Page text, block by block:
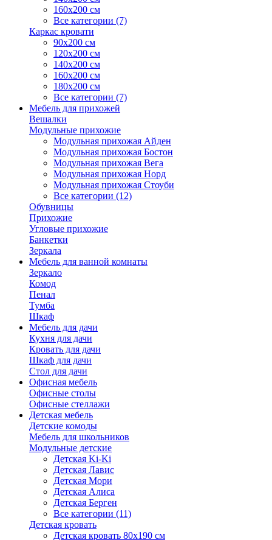
160х200 см
Все категории (7)
Каркас кровати
90х200 см
120х200 см
140х200 см
160х200 см
180х200 см
Все категории (7)
Мебель для прихожей
Вешалки
Модульные прихожие
Модульная прихожая Айден
Модульная прихожая Бостон
Модульная прихожая Вега
Модульная прихожая Норд
Модульная прихожая Стоуби
Все категории (12)
Обувницы
Прихожие
Угловые прихожие
Банкетки
Зеркала
Мебель для ванной комнаты
Зеркало
Комод
Пенал
Тумба
Шкаф
Мебель для дачи
Кухня для дачи
Кровать для дачи
Шкаф для дачи
Стол для дачи
Офисная мебель
Офисные столы
Офисные стеллажи
Детская мебель
Детские комоды
Мебель для школьников
Модульные детские
Детская Ki-Ki
Детская Лавис
Детская Мори
Детская Алиса
Детская Берген
Все категории (11)
Детская кровать
Детская кровать 80х190 см